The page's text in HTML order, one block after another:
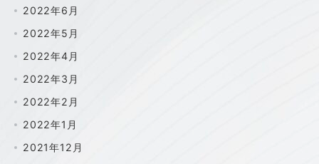
2022年6月
2022年5月
2022年4月
2022年3月
2022年2月
2022年1月
2021年12月